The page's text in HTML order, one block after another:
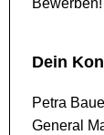
Dein
Petra
General